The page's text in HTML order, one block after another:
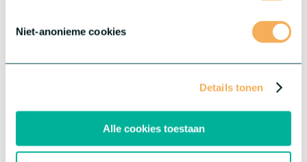
Niet-anonieme cookies
Details tonen
Alle cookies toestaan
Deze serie biedt drie buitengewone variëteiten met elk hun